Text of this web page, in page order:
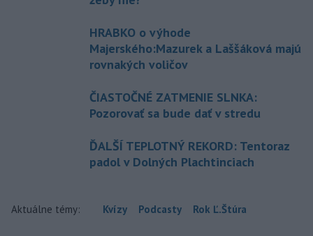
HRABKO o výhode
Majerského:Mazurek a Laššáková majú
rovnakých voličov
ČIASTOČNÉ ZATMENIE SLNKA:
Pozorovať sa bude dať v stredu
ĎALŠÍ TEPLOTNÝ REKORD: Tentoraz
padol v Dolných Plachtinciach
Aktuálne témy: Kvízy Podcasty Rok Ľ.Štúra